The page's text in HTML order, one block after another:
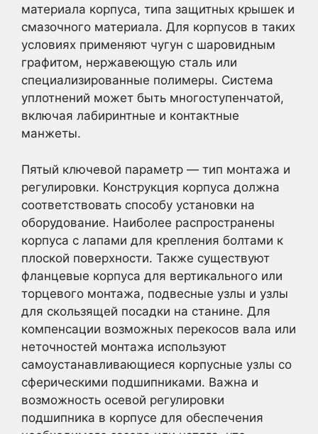
материала корпуса, типа защитных крышек и
смазочного материала. Для корпусов в таких
условиях применяют чугун с шаровидным
графитом, нержавеющую сталь или
специализированные полимеры. Система
уплотнений может быть многоступенчатой,
включая лабиринтные и контактные
манжеты.
Пятый ключевой параметр — тип монтажа и
регулировки. Конструкция корпуса должна
соответствовать способу установки на
оборудование. Наиболее распространены
корпуса с лапами для крепления болтами к
плоской поверхности. Также существуют
фланцевые корпуса для вертикального или
торцевого монтажа, подвесные узлы и узлы
для скользящей посадки на станине. Для
компенсации возможных перекосов вала или
неточностей монтажа используют
самоустанавливающиеся корпусные узлы со
сферическими подшипниками. Важна и
возможность осевой регулировки
подшипника в корпусе для обеспечения